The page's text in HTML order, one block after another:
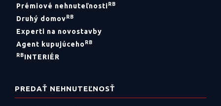
Prémiové nehnuteľnostiRB
Druhý domovRB
Experti na novostavby
Agent kupujúceho RB
RBINTERIÉR
PREDAŤ NEHNUTEĽNOSŤ